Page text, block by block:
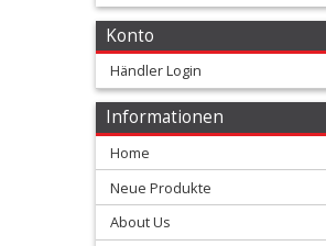
Rahmenschützer
Schraubenkits
Plastikteile
Tankabdeckung
Konto
Händler Login
Informationen
Home
Neue Produkte
About Us